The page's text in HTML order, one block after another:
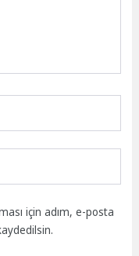
için adım, e-posta